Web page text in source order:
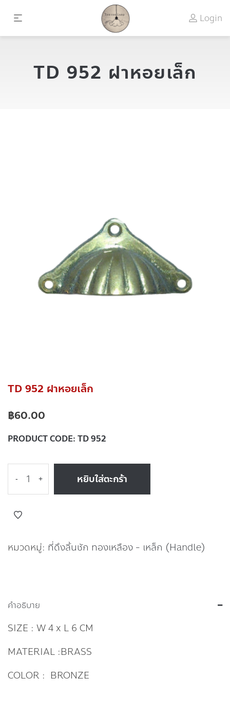
Login
TD 952 ฝาหอยเล็ก
TD 952 ฝาหอยเล็ก
฿60.00
PRODUCT CODE: TD 952
- + หยิบใส่ตะกร้า
หมวดหมู่: ที่ดึงลิ้นชัก ทองเหลือง - เหล็ก (Handle)
คำอธิบาย
SIZE : W 4 x L 6 CM
MATERIAL :BRASS
COLOR : BRONZE